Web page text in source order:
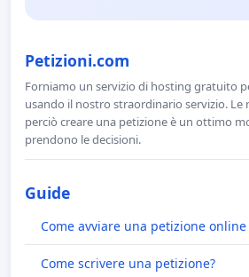
Petizioni.com
Forniamo un servizio di hosting gratuito
usando il nostro straordinario servizio.
perciò creare una petizione è un ottimo
prendono le decisioni.
Guide
Come avviare una petizione online
Come scrivere una petizione?